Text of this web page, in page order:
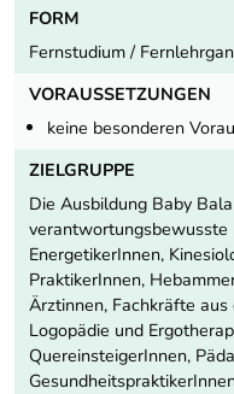
FORM
Fernstudium /
VORAUSSETZUNGEN
keine besonderen
ZIELGRUPPE
Die Ausbildung Baby
verantwortungsbewusste
EnergetikerInnen,
PraktikerInnen,
Ärztinnen, Fachkräfte
Logopädie und
QuereinsteigerInnen,